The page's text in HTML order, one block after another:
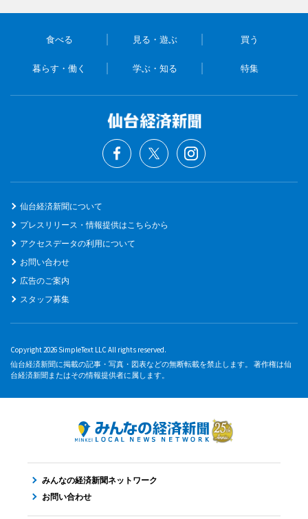
食べる 見る・遊ぶ 買う
暮らす・働く 学ぶ・知る 特集
仙台経済新聞について
プレスリリース・情報提供はこちらから
アクセスデータの利用について
お問い合わせ
広告のご案内
スタッフ募集
Copyright 2026 SimpleText LLC All rights reserved.
仙台経済新聞に掲載の記事・写真・図表などの無断転載を禁止します。 著作権は仙
台経済新聞またはその情報提供者に属します。
みんなの経済新聞ネットワーク
お問い合わせ